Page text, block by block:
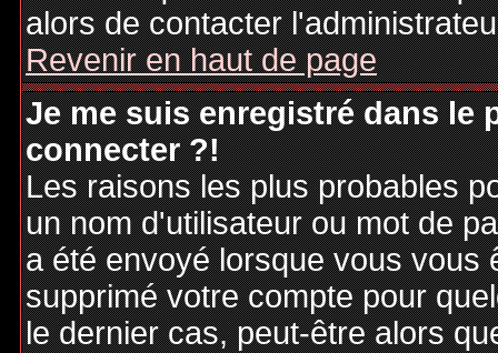
alors de contacter
Revenir en haut de page
Je me suis enregistré dans le
connecter ?!
Les raisons les plus probables
un nom d'utilisateur ou mot de
a été envoyé lorsque vous vous
supprimé votre compte pour
le dernier cas, peut-être alors